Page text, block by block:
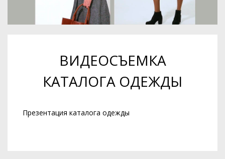
ВИДЕОСЪЕМКА
КАТАЛОГА ОДЕЖДЫ
Презентация каталога одежды